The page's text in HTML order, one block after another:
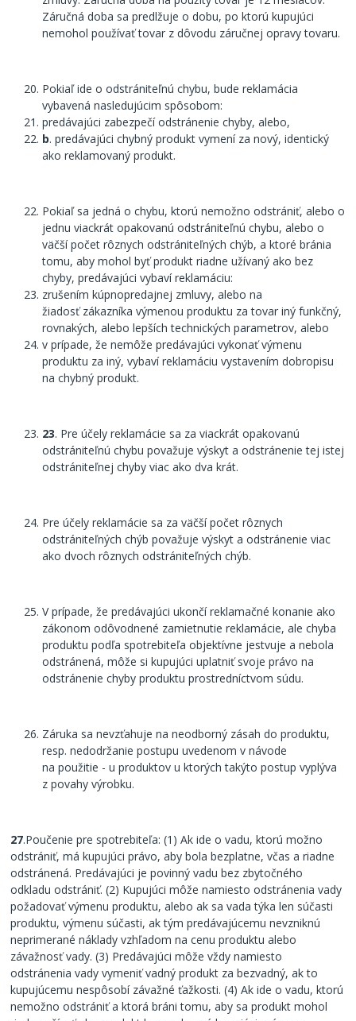
Záručná doba sa predlžuje o dobu, po ktorú kupujúci
nemohol používať tovar z dôvodu záručnej opravy tovaru.
Pokiaľ ide o odstrániteľnú chybu, bude reklamácia
vybavená nasledujúcim spôsobom:
predávajúci zabezpečí odstránenie chyby, alebo,
b. predávajúci chybný produkt vymení za nový, identický
ako reklamovaný produkt.
Pokiaľ sa jedná o chybu, ktorú nemožno odstrániť, alebo o
jednu viackrát opakovanú odstrániteľnú chybu, alebo o
väčší počet rôznych odstrániteľných chýb, a ktoré bránia
tomu, aby mohol byť produkt riadne užívaný ako bez
chyby, predávajúci vybaví reklamáciu:
zrušením kúpnopredajnej zmluvy, alebo na
žiadosť zákazníka výmenou produktu za tovar iný funkčný,
rovnakých, alebo lepších technických parametrov, alebo
v prípade, že nemôže predávajúci vykonať výmenu
produktu za iný, vybaví reklamáciu vystavením dobropisu
na chybný produkt.
23. Pre účely reklamácie sa za viackrát opakovanú
odstrániteľnú chybu považuje výskyt a odstránenie tej istej
odstrániteľnej chyby viac ako dva krát.
Pre účely reklamácie sa za väčší počet rôznych
odstrániteľných chýb považuje výskyt a odstránenie viac
ako dvoch rôznych odstrániteľných chýb.
V prípade, že predávajúci ukončí reklamačné konanie ako
zákonom odôvodnené zamietnutie reklamácie, ale chyba
produktu podľa spotrebiteľa objektívne jestvuje a nebola
odstránená, môže si kupujúci uplatniť svoje právo na
odstránenie chyby produktu prostredníctvom súdu.
Záruka sa nevzťahuje na neodborný zásah do produktu,
resp. nedodržanie postupu uvedenom v návode
na použitie - u produktov u ktorých takýto postup vyplýva
z povahy výrobku.
27.Poučenie pre spotrebiteľa: (1) Ak ide o vadu, ktorú možno
odstrániť, má kupujúci právo, aby bola bezplatne, včas a riadne
odstránená. Predávajúci je povinný vadu bez zbytočného
odkladu odstrániť. (2) Kupujúci môže namiesto odstránenia vady
požadovať výmenu produktu, alebo ak sa vada týka len súčasti
produktu, výmenu súčasti, ak tým predávajúcemu nevzniknú
neprimerané náklady vzhľadom na cenu produktu alebo
závažnosť vady. (3) Predávajúci môže vždy namiesto
odstránenia vady vymeniť vadný produkt za bezvadný, ak to
kupujúcemu nespôsobí závažné ťažkosti. (4) Ak ide o vadu, ktorú
nemožno odstrániť a ktorá bráni tomu, aby sa produkt mohol